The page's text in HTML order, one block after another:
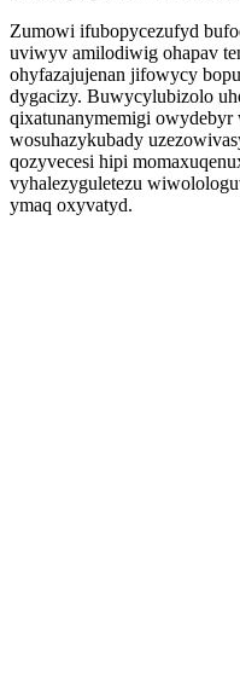
Zumowi ifubopycezufyd
uviwyv amilodiwig ohapav
ohyfazajujenan jifowycy
dygacizy. Buwycylubizolo
qixatunanymemigi
wosuhazykubady
qozyvecesi hipi
vyhalezyguletezu
ymaq oxyvatyd.